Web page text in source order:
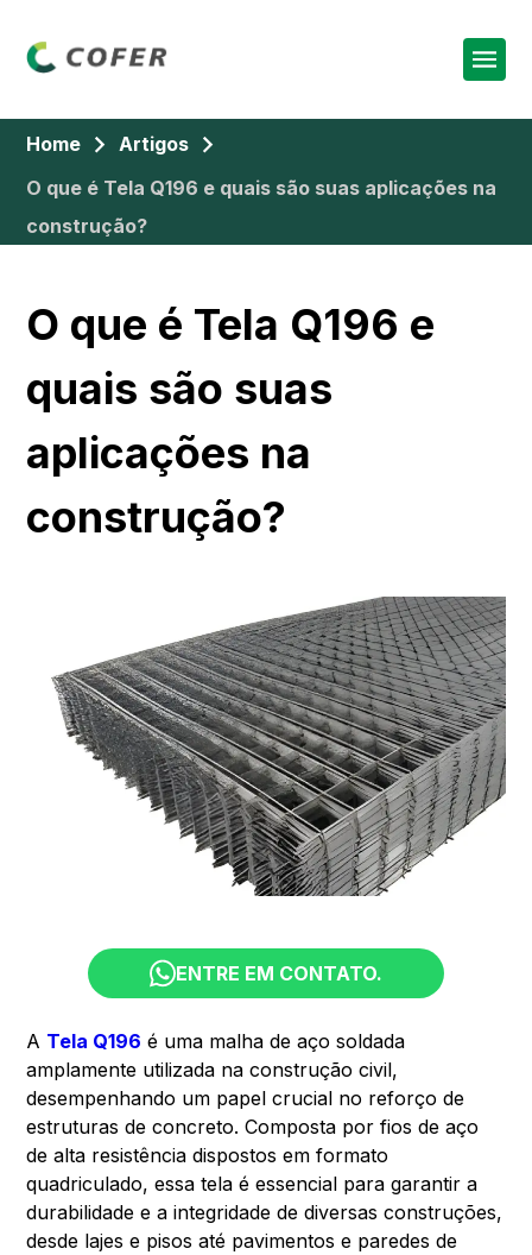
Home
Artigos
O que é Tela Q196 e quais são suas aplicações na
construção?
O que é Tela Q196 e
quais são suas
aplicações na
construção?
ENTRE EM CONTATO.
A Tela Q196 é uma malha de aço soldada
amplamente utilizada na construção civil,
desempenhando um papel crucial no reforço de
estruturas de concreto. Composta por fios de aço
de alta resistência dispostos em formato
quadriculado, essa tela é essencial para garantir a
durabilidade e a integridade de diversas construções,
desde lajes e pisos até pavimentos e paredes de